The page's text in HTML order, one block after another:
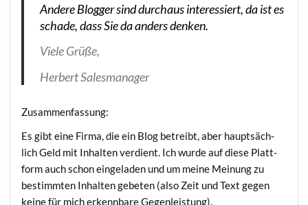
Ande­re Blog­ger sind durch­aus inter­es­siert, da ist es
scha­de, dass Sie da anders denken.
Vie­le Grüße,
Her­bert Salesmanager
Zusam­men­fas­sung:
Es gibt eine Fir­ma, die ein Blog betreibt, aber haupt­säch­
lich Geld mit Inhal­ten ver­dient. Ich wur­de auf die­se Platt­
form auch schon ein­ge­la­den und um mei­ne Mei­nung zu
bestimm­ten Inhal­ten gebe­ten (also Zeit und Text gegen
kei­ne für mich erkenn­ba­re Gegenleistung).